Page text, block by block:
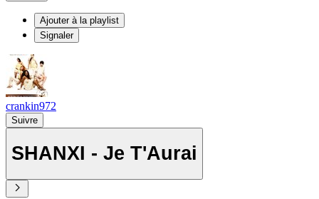
Ajouter à la playlist
Signaler
crankin972
Suivre
SHANXI - Je T'Aurai